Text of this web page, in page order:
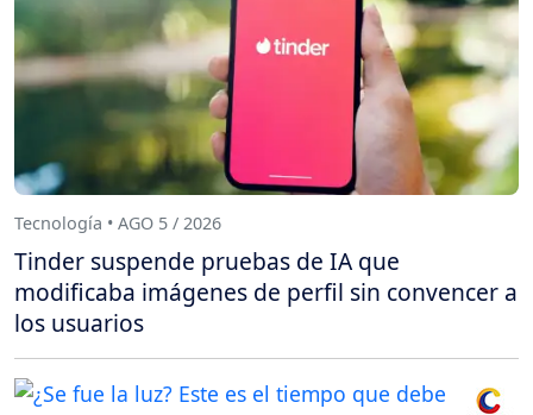
Tecnología • AGO 5 / 2026
Tinder suspende pruebas de IA que
modificaba imágenes de perfil sin convencer a
los usuarios